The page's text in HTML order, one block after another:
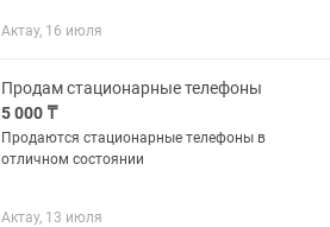
Актау, 16 июля
Продам стационарные телефоны
5 000 ₸
Продаются стационарные телефоны в
отличном состоянии
Актау, 13 июля